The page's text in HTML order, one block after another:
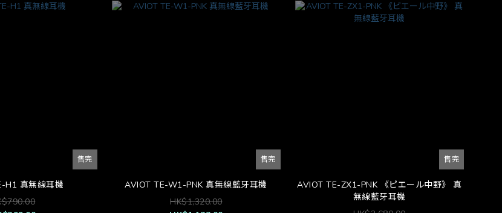
售完
H1 真無線耳機
售完
AVIOT TE-W1-PNK 真無線藍牙耳機
HK$1,320.00
售完
AVIOT TE-ZX1-PNK 《ピエール中野》 真
無線藍牙耳機